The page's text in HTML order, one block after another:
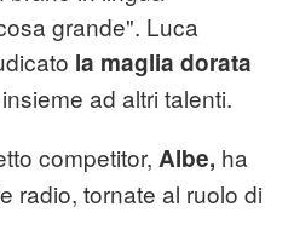
grande". Luca
la maglia dorata
ad altri talenti.
competitor, Albe, ha
radio, tornate al ruolo di